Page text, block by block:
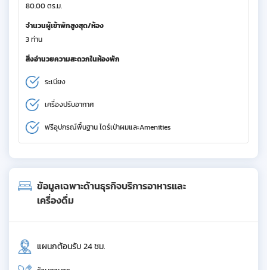
80.00 ตร.ม.
จำนวนผู้เข้าพักสูงสุด/ห้อง
3 ท่าน
สิ่งอำนวยความสะดวกในห้องพัก
ระเบียง
เครื่องปรับอากาศ
ฟรีอุปกรณ์พื้นฐาน ไดร์เป่าผมและAmenities
ข้อมูลเฉพาะด้านธุรกิจบริการอาหารและ
เครื่องดื่ม
แผนกต้อนรับ 24 ชม.